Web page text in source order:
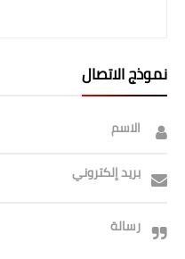
نموذج الاتصال
الاسم
بريد إلكتروني
رسالة